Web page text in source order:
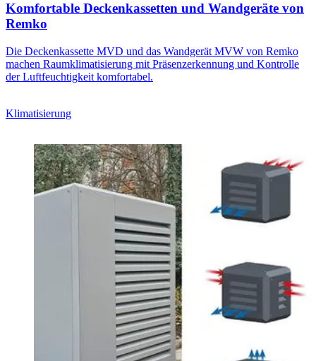
Komfortable Deckenkassetten und Wandgeräte von
Remko
Die Deckenkassette MVD und das Wandgerät MVW von Remko
machen Raumklimatisierung mit Präsenzerkennung und Kontrolle
der Luftfeuchtigkeit komfortabel.
Klimatisierung